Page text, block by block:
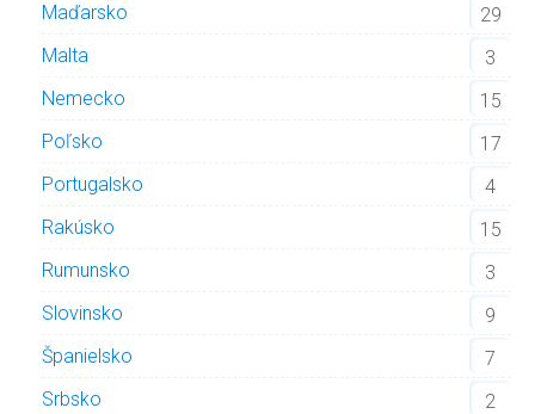
Maďarsko
29
Malta
3
Nemecko
15
Poľsko
17
Portugalsko
4
Rakúsko
15
Rumunsko
3
Slovinsko
9
Španielsko
7
Srbsko
2